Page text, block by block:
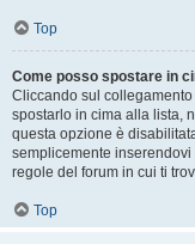
Top
Come posso spostare in
Cliccando sul collegamento
spostarlo in cima alla lista,
questa opzione è
semplicemente
regole del forum in cui ti
Top